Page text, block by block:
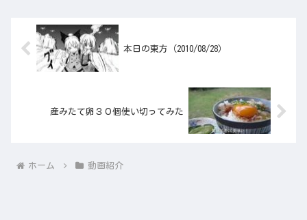
本日の東方（2010/08/28）
産みたて卵３０個使い切ってみた
ホーム 動画紹介